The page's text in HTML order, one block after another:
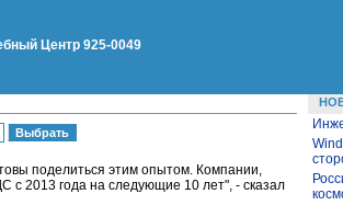
Центр 925-0049
поделиться этим опытом. Компании,
с 2013 года на следующие 10 лет", - сказал